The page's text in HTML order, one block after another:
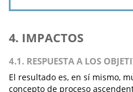
4. IMPACTOS
4.1. RESPUESTA A LOS
El resultado es, en sí mismo,
concepto de proceso